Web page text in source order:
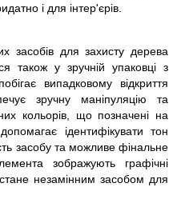
і для інтер'єрів.
засобів для захисту дерева
також у зручній упаковці з
випадковому відкриття
зручну маніпуляцію та
кольорів, що позначені на
ідентифікувати тон
засобу та можливе фінальне
зображують графічні
незамінним засобом для